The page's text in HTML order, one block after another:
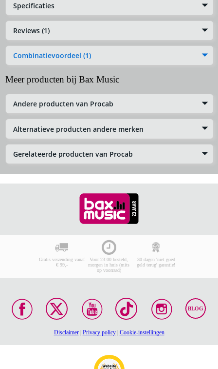
Specificaties
Reviews (1)
Combinatievoordeel (1)
Meer producten bij Bax Music
Andere producten van Procab
Alternatieve producten andere merken
Gerelateerde producten van Procab
Gratis verzending vanaf
€ 99,-
Voor 23:00 besteld,
morgen in huis (mits
op voorraad)
30 dagen 'niet goed
geld terug' garantie!
BLOG
Disclaimer| Privacy policy| Cookie-instellingen